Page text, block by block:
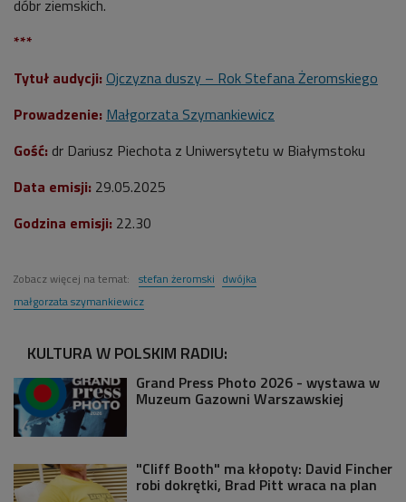
dóbr ziemskich.
***
Tytuł audycji: Ojczyzna duszy – Rok Stefana Żeromskiego
Prowadzenie: Małgorzata Szymankiewicz
Gość: dr Dariusz Piechota z Uniwersytetu w Białymstoku
Data emisji: 29.05.2025
Godzina emisji: 22.30
Zobacz więcej na temat: stefan żeromski dwójka
małgorzata szymankiewicz
KULTURA W POLSKIM RADIU:
Grand Press Photo 2026 - wystawa w
Muzeum Gazowni Warszawskiej
"Cliff Booth" ma kłopoty: David Fincher
robi dokrętki, Brad Pitt wraca na plan